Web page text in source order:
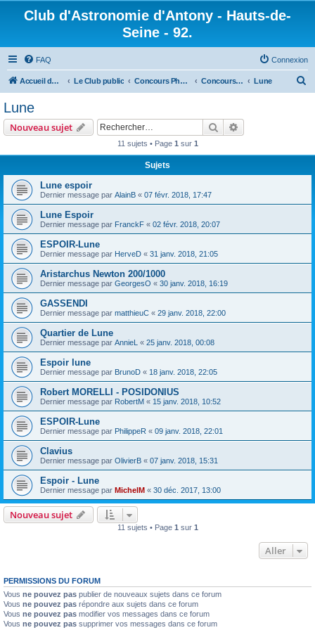
Club d'Astronomie d'Antony - Hauts-de-
Seine - 92.
FAQ Connexion
Accueil du forum Le Club public Concours Photo Concours photo 2017 Lune
r
Lune
Nouveau sujet Rechercher
11 sujets • Page 1 sur 1
Sujets
Lune espoir
Dernier message par AlainB « 07 févr. 2018, 17:47
Lune Espoir
Dernier message par FranckF « 02 févr. 2018, 20:07
ESPOIR-Lune
Dernier message par HerveD « 31 janv. 2018, 21:05
Aristarchus Newton 200/1000
Dernier message par GeorgesO « 30 janv. 2018, 16:19
GASSENDI
Dernier message par matthieuC « 29 janv. 2018, 22:00
Quartier de Lune
Dernier message par AnnieL « 25 janv. 2018, 00:08
Espoir lune
Dernier message par BrunoD « 18 janv. 2018, 22:05
Robert MORELLI - POSIDONIUS
Dernier message par RobertM « 15 janv. 2018, 10:52
ESPOIR-Lune
Dernier message par PhilippeR « 09 janv. 2018, 22:01
Clavius
Dernier message par OlivierB « 07 janv. 2018, 15:31
Espoir - Lune
Dernier message par MichelM « 30 déc. 2017, 13:00
Nouveau sujet
11 sujets • Page 1 sur 1
Aller
PERMISSIONS DU FORUM
Vous ne pouvez pas publier de nouveaux sujets dans ce forum
Vous ne pouvez pas répondre aux sujets dans ce forum
Vous ne pouvez pas modifier vos messages dans ce forum
Vous ne pouvez pas supprimer vos messages dans ce forum